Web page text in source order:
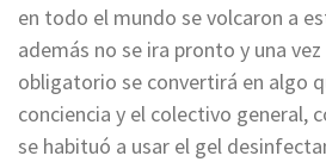
en todo el mundo se volcaron a
además no se ira pronto y una
obligatorio se convertirá en algo
conciencia y el colectivo general,
se habituó a usar el gel